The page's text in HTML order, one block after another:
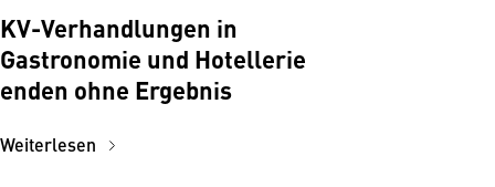
KV-Verhandlungen in
Gastronomie und Hotellerie
enden ohne Ergebnis
Weiterlesen